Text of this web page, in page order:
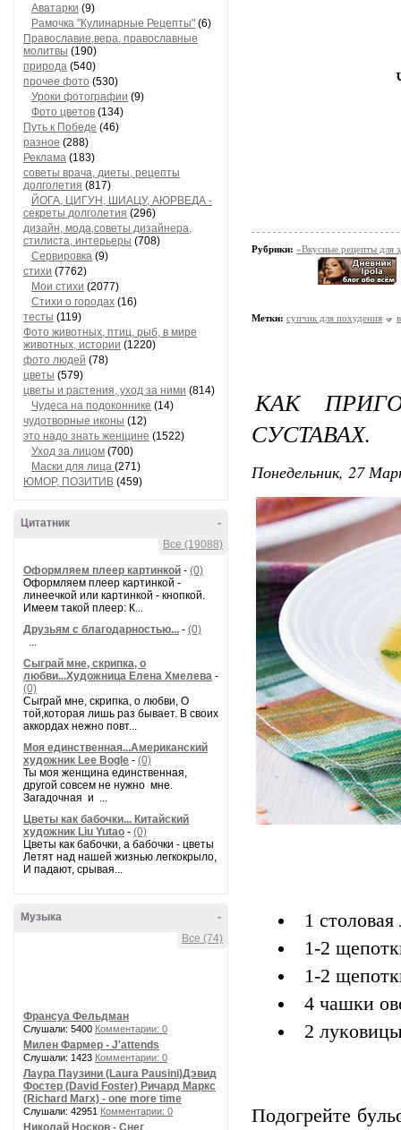
Аватарки (9)
Рамочка "Кулинарные Рецепты" (6)
Православие,вера, православные
молитвы (190)
природа (540)
прочее фото (530)
Уроки фотографии (9)
Фото цветов (134)
Путь к Победе (46)
разное (288)
Реклама (183)
советы врача, диеты, рецепты
долголетия (817)
ЙОГА, ЦИГУН, ШИАЦУ, АЮРВЕДА -
секреты долголетия (296)
дизайн, мода,советы дизайнера,
стилиста, интерьеры (708)
Сервировка (9)
стихи (7762)
Мои стихи (2077)
Стихи о городах (16)
тесты (119)
Фото животных, птиц, рыб, в мире
животных, истории (1220)
фото людей (78)
цветы (579)
цветы и растения, уход за ними (814)
Чудеса на подоконнике (14)
чудотворные иконы (12)
это надо знать женщине (1522)
Уход за лицом (700)
Маски для лица (271)
ЮМОР, ПОЗИТИВ (459)
-
Цитатник
Все (19088)
Оформляем плеер картинкой - (0)
Оформляем плеер картинкой -
линеечкой или картинкой - кнопкой.
Имеем такой плеер: К...
Друзьям с благодарностью... - (0)
...
Сыграй мне, скрипка, о
любви...Художница Елена Хмелева -
(0)
Сыграй мне, скрипка, о любви, О
той,которая лишь раз бывает. В своих
аккордах нежно повт...
Моя единственная...Американский
художник Lee Bogle - (0)
Ты моя женщина единственная,
другой совсем не нужно мне.
Загадочная и ...
Цветы как бабочки... Китайский
художник Liu Yutao - (0)
Цветы как бабочки, а бабочки - цветы
Летят над нашей жизнью легкокрыло,
И падают, срывая...
-
Музыка
Все (74)
Франсуа Фельдман
Слушали: 5400 Комментарии: 0
Милен Фармер - J'attends
Слушали: 1423 Комментарии: 0
Лаура Паузини (Laura Pausini)Дэвид
Фостер (David Foster) Ричард Маркс
(Richard Marx) - one more time
Слушали: 42951 Комментарии: 0
Николай Носков - Снег
Рубрики: «Вкусные рецепты для
Метки: супчик для похудения
КАК
СУСТАВАХ.
Понедельник, 27
1
1-2
1-2
4 чaшки
2
Пoдoгpeйтe